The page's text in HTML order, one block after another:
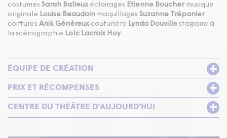
costumes Sarah Balleux éclairages Etienne Boucher musique
originale Louise Beaudoin maquillages Suzanne Trépanier
coiffures Anik Généreux couturière Lynda Douville stagiaire à
la scénographie Loïc Lacroix Hoy
ÉQUIPE DE CRÉATION
PRIX ET RÉCOMPENSES
CENTRE DU THÉÂTRE D'AUJOURD'HUI